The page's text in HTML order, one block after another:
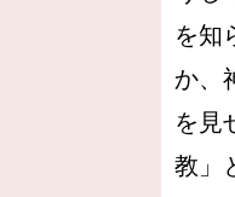
を知
か、
を見
教」